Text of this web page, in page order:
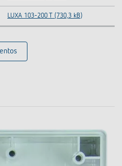
LUXA 103-200 T (730,3 kB)